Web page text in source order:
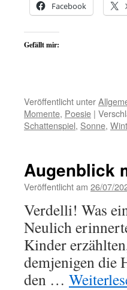
Facebook
Gefällt mir:
Veröffentlicht unter
Momente, Poesie |
Schattenspiel, Sonne,
Augenblick
Veröffentlicht am 26/07/
Verdelli! Was
Neulich
Kinder
demjenigen die
den …